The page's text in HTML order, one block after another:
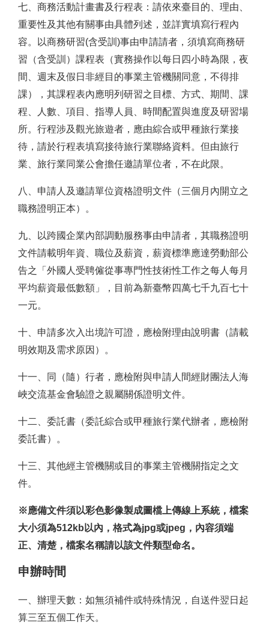
七、商務活動計畫書及行程表：請依來臺目的、理由、
重要性及其他有關事由具體列述，並詳實填寫行程內
容。以商務研習(含受訓)事由申請請者，須填寫商務研
習（含受訓）課程表（實務操作以每日四小時為限，夜
間、週末及假日非經目的事業主管機關同意，不得排
課），其課程表內應明列研習之目標、方式、期間、課
程、人數、項目、指導人員、時間配置與進度及研習場
所。行程涉及觀光旅遊者，應由綜合或甲種旅行業接
待，請於行程表填寫接待旅行業聯絡資料。但由旅行
業、旅行業同業公會擔任邀請單位者，不在此限。
八、申請人及邀請單位資格證明文件（三個月內開立之
職務證明正本）。
九、以跨國企業內部調動服務事由申請者，其職務證明
文件請載明年資、職位及薪資，薪資標準應達勞動部公
告之「外國人受聘僱從事專門性技術性工作之每人每月
平均薪資最低數額」，目前為新臺幣四萬七千九百七十
一元。
十、申請多次入出境許可證，應檢附理由說明書（請載
明效期及需求原因）。
十一、同（隨）行者，應檢附與申請人間經財團法人海
峽交流基金會驗證之親屬關係證明文件。
十二、委託書（委託綜合或甲種旅行業代辦者，應檢附
委託書）。
十三、其他經主管機關或目的事業主管機關指定之文
件。
※應備文件須以彩色影像製成圖檔上傳線上系統，檔案
大小須為512kb以內，格式為jpg或jpeg，內容須端
正、清楚，檔案名稱請以該文件類型命名。
申辦時間
一、辦理天數：如無須補件或特殊情況，自送件翌日起
算三至五個工作天。